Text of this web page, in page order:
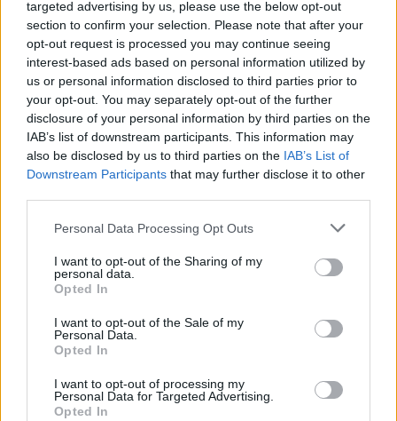
targeted advertising by us, please use the below opt-out
section to confirm your selection. Please note that after your
opt-out request is processed you may continue seeing
interest-based ads based on personal information utilized by
us or personal information disclosed to third parties prior to
your opt-out. You may separately opt-out of the further
disclosure of your personal information by third parties on the
IAB’s list of downstream participants. This information may
also be disclosed by us to third parties on the IAB’s List of
Downstream Participants that may further disclose it to other
Personal Data Processing Opt Outs
I want to opt-out of the Sharing of my
personal data.
Opted In
I want to opt-out of the Sale of my
Personal Data.
Opted In
I want to opt-out of processing my
Personal Data for Targeted Advertising.
Opted In